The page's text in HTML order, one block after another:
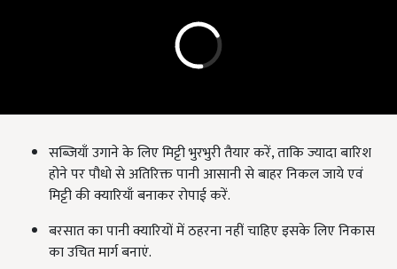
सब्जियाँ उगाने के लिए मिट्टी भुरभुरी तैयार करें, ताकि ज्यादा बारिश
होने पर पौधो से अतिरिक्त पानी आसानी से बाहर निकल जाये एवं
मिट्टी की क्यारियाँ बनाकर रोपाई करें.
बरसात का पानी क्यारियों में ठहरना नहीं चाहिए इसके लिए निकास
का उचित मार्ग बनाएं.